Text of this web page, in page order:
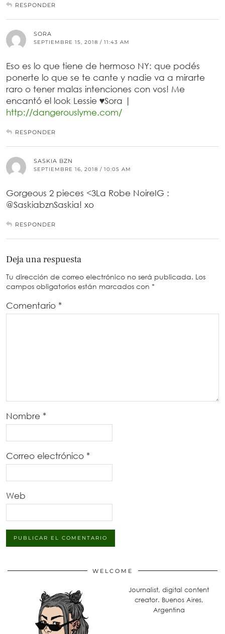
RESPONDER
SORA
SEPTIEMBRE 15, 2018 / 11:43 AM
Eso es lo que tiene de hermoso NY: que podés
ponerte lo que se te cante y nadie va a mirarte
raro o tener malas intenciones con vos! Me
encantó el look Lessie ♥Sora |
http://dangerouslyme.com/
RESPONDER
SASKIA BZN
SEPTIEMBRE 16, 2018 / 10:05 AM
Gorgeous 2 pieces <3La Robe NoireIG :
@SaskiabznSaskia! xo
RESPONDER
Deja una respuesta
Tu dirección de correo electrónico no será publicada. Los
campos obligatorios están marcados con *
Comentario *
Nombre *
Correo electrónico *
Web
WELCOME
Journalist, digital content
creator. Buenos Aires,
Argentina